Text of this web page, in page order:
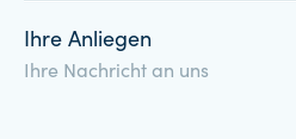
Ihre Anliegen